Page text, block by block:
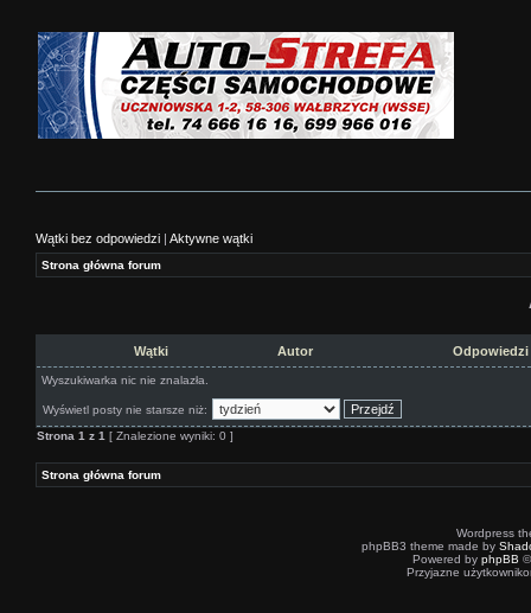
Wątki bez odpowiedzi | Aktywne wątki
Strona główna forum
Wątki Autor Odpowiedzi
Wyszukiwarka nic nie znalazła.
Wyświetl posty nie starsze niż:
Strona 1 z 1 [ Znalezione wyniki: 0 ]
Strona główna forum
Wordpress
phpBB3 theme made by
Powered by phpBB
Przyjazne